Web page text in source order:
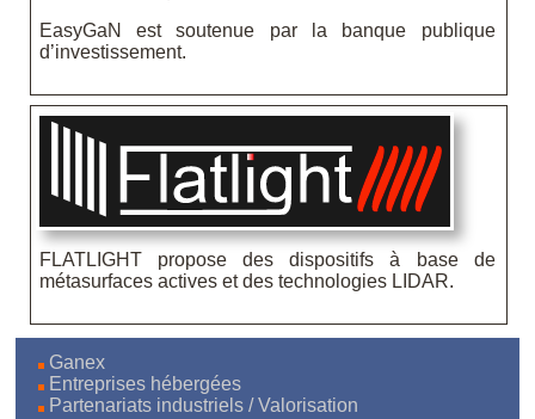
EasyGaN est soutenue par la banque publique
d’investissement.
FLATLIGHT propose des dispositifs à base de
métasurfaces actives et des technologies LIDAR.
Ganex
Entreprises hébergées
Partenariats industriels / Valorisation